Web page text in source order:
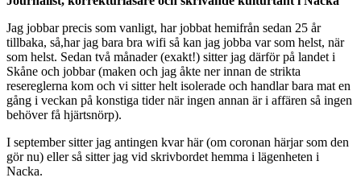
Jag jobbar precis som vanligt, har jobbat hemifrån sedan 25 år
tillbaka, så,har jag bara bra wifi så kan jag jobba var som helst, när
som helst. Sedan två månader (exakt!) sitter jag därför på landet i
Skåne och jobbar (maken och jag åkte ner innan de strikta
resereglerna kom och vi sitter helt isolerade och handlar bara mat en
gång i veckan på konstiga tider när ingen annan är i affären så ingen
behöver få hjärtsnörp).
I september sitter jag antingen kvar här (om coronan härjar som den
gör nu) eller så sitter jag vid skrivbordet hemma i lägenheten i
Nacka.